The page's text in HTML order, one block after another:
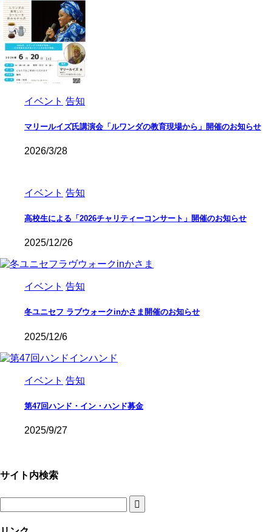
イベント 告知
マリールイズ氏講演会「ルワンダの教育現場から」開催のお知らせ
2026/3/28
イベント 告知
高校生による「2026チャリティーコンサート」開催のお知らせ
2025/12/26
イベント 告知
冬ユニセフ ラブウォークinかさま開催のお知らせ
2025/12/6
イベント 告知
第47回ハンド・イン・ハンド募金
2025/9/27
サイト内検索